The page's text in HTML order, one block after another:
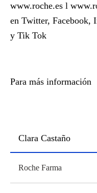
www.roche.es l
en Twitter, Facebook,
y Tik Tok
Para más información
Clara Castaño
Roche Farma